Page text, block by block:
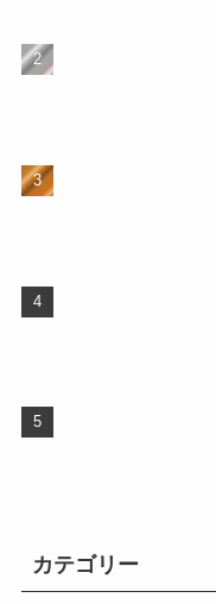
カテゴリー